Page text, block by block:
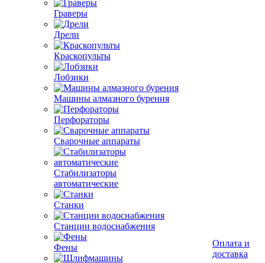
Граверы
Дрели
Краскопульты
Лобзики
Машины алмазного бурения
Перфораторы
Сварочные аппараты
Стабилизаторы
автоматические
Станки
Станции водоснабжения
Фены
Оплата и
доставка